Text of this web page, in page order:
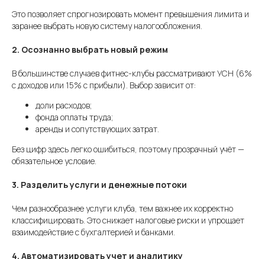
Это позволяет спрогнозировать момент превышения лимита и
заранее выбрать новую систему налогообложения.
2. Осознанно выбрать новый режим
В большинстве случаев фитнес-клубы рассматривают УСН (6%
с доходов или 15% с прибыли). Выбор зависит от:
доли расходов;
фонда оплаты труда;
аренды и сопутствующих затрат.
Без цифр здесь легко ошибиться, поэтому прозрачный учёт —
обязательное условие.
3. Разделить услуги и денежные потоки
Чем разнообразнее услуги клуба, тем важнее их корректно
классифицировать. Это снижает налоговые риски и упрощает
взаимодействие с бухгалтерией и банками.
4. Автоматизировать учет и аналитику